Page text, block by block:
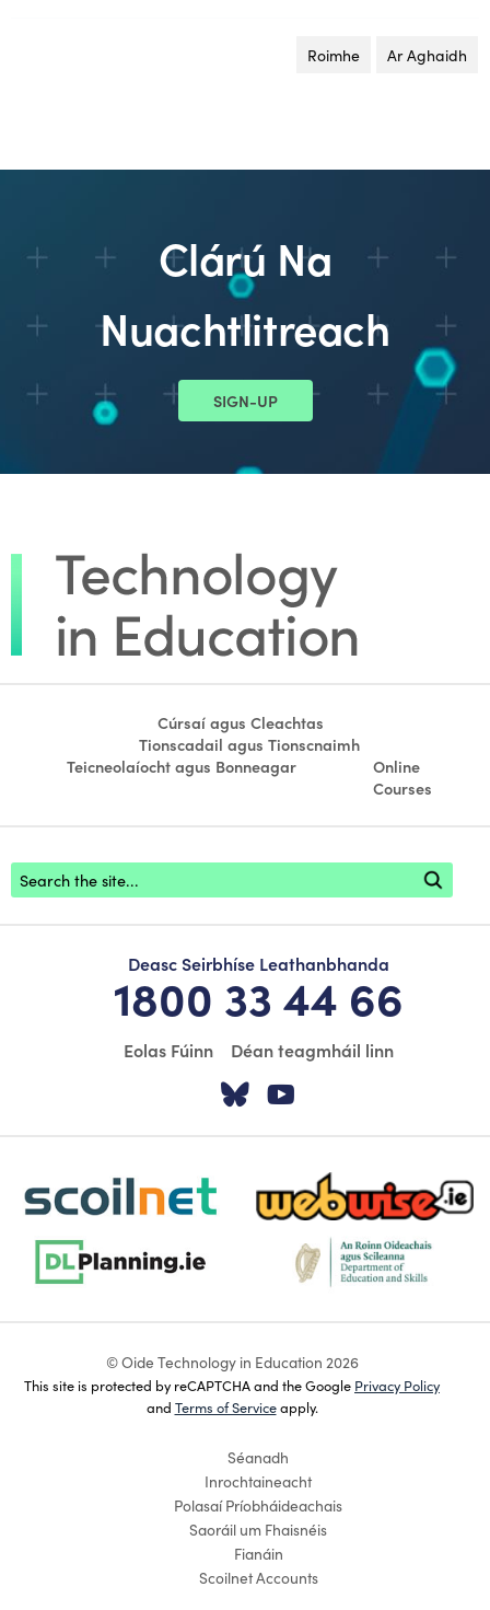
Roimhe leathanach
Ar Aghaidh
Clárú Na
Nuachtlitreach
SIGN-UP
Cúrsaí agus Cleachtas
Tionscadail agus Tionscnaimh
Teicneolaíocht agus Bonneagar
Online
Courses
Footer search
Deasc Seirbhíse Leathanbhanda
1800 33 44 66
Eolas Fúinn Déan teagmháil linn
Tabhair cuairt ar
scoilnet-footer-logo3 webwise-logo-sticky
dlplanning-footer-logo-5 dept-education-footer-
© Oide Technology in Education 2026
This site is protected by reCAPTCHA and the Google Privacy Policy
and Terms of Serviceapply.
Séanadh
Inrochtaineacht
Polasaí Príobháideachais
Saoráil um Fhaisnéis
Fianáin
Scoilnet Accounts